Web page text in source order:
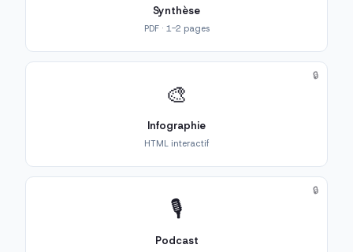
Synthèse
PDF · 1-2 pages
🎨
Infographie
HTML interactif
🔒
🎙️
Podcast
🔒